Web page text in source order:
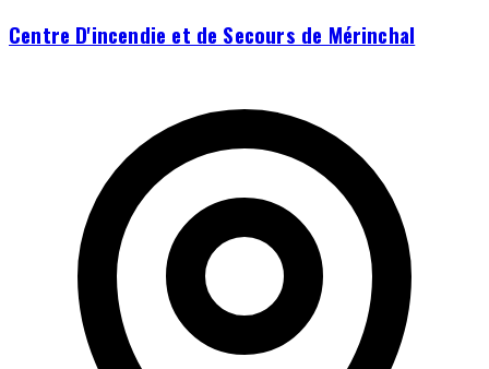
Centre D'incendie et de Secours de Mérinchal